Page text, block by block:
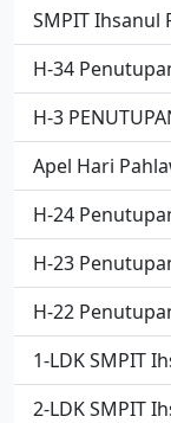
SMPIT Ihsanul
H-34
H-3
Apel Hari
H-24
H-23
H-22
1-LDK SMPIT
2-LDK SMPIT